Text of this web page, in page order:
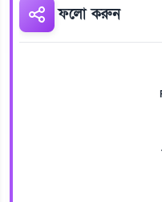
ফলো করুন